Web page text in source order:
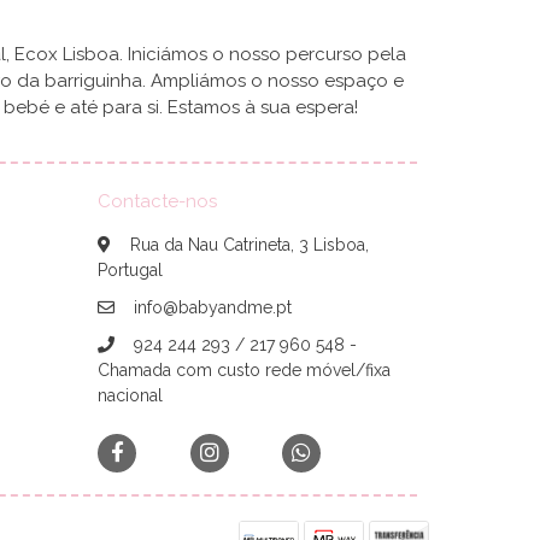
Lisboa. Iniciámos o nosso percurso pela
barriguinha. Ampliámos o nosso espaço e
e até para si. Estamos à sua espera!
Contacte-nos
Rua da Nau Catrineta, 3 Lisboa,
Portugal
info@babyandme.pt
924 244 293 / 217 960 548 -
Chamada com custo rede móvel/fixa
nacional